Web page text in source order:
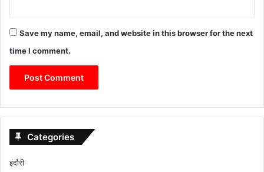
Save my name, email, and website in this browser for the next
time I comment.
Categories
इंदौरी